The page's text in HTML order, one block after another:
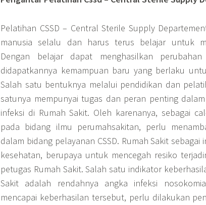
Pelatihan CSSD – Central Sterile Supply
manusia selalu dan harus terus belajar untuk
Dengan belajar dapat menghasilkan
didapatkannya kemampuan baru yang berlaku
Salah satu bentuknya melalui pendidikan dan
satunya mempunyai tugas dan peran penting
infeksi di Rumah Sakit. Oleh karenanya, sebagai
pada bidang ilmu perumahsakitan, perlu
dalam bidang pelayanan CSSD. Rumah Sakit
kesehatan, berupaya untuk mencegah resiko
petugas Rumah Sakit. Salah satu indikator
Sakit adalah rendahnya angka infeksi
mencapai keberhasilan tersebut, perlu dilakukan